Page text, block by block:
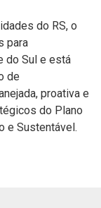
do RS, o
para
do Sul e está
de
proativa e
do Plano
e Sustentável.